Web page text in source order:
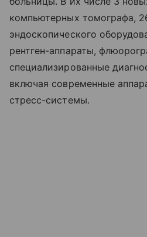
компьютерных томографа,
эндоскопического
рентген-аппараты,
специализированные
включая современные
стресс-системы.